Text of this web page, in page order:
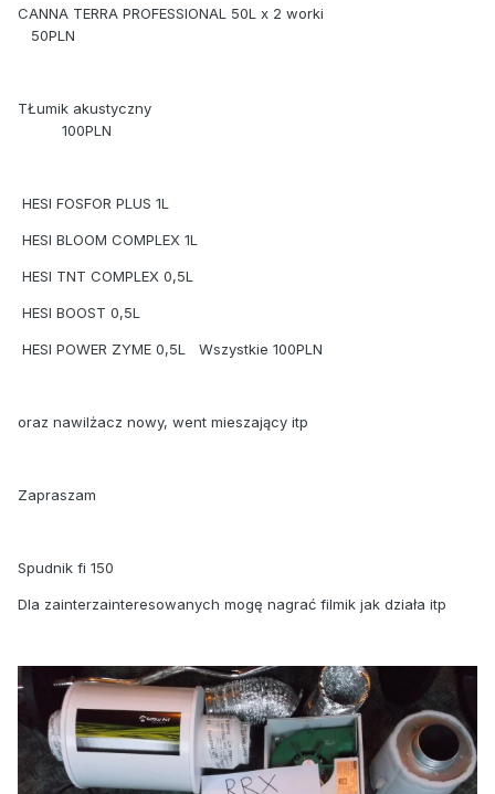
CANNA TERRA PROFESSIONAL 50L x 2 worki
50PLN
TŁumik akustyczny
100PLN
HESI FOSFOR PLUS 1L
HESI BLOOM COMPLEX 1L
HESI TNT COMPLEX 0,5L
HESI BOOST 0,5L
HESI POWER ZYME 0,5L Wszystkie 100PLN
oraz nawilżacz nowy, went mieszający itp
Zapraszam
Spudnik fi 150
Dla zainterzainteresowanych mogę nagrać filmik jak działa itp